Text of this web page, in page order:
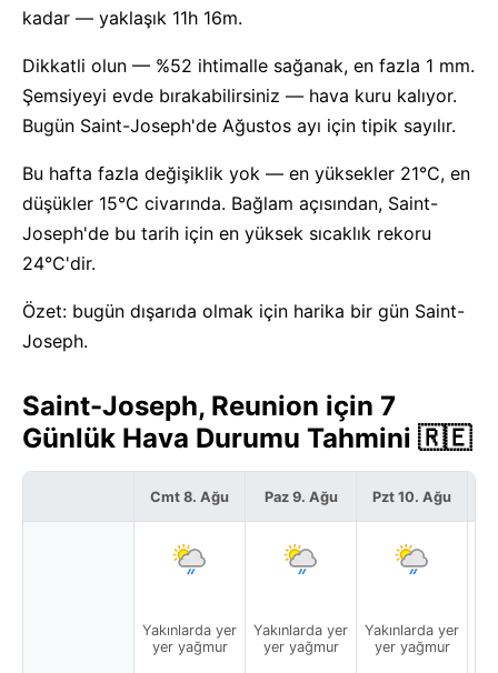
kadar — yaklaşık 11h 16m.
Dikkatli olun — %52 ihtimalle sağanak, en fazla 1 mm.
Şemsiyeyi evde bırakabilirsiniz — hava kuru kalıyor.
Bugün Saint-Joseph'de Ağustos ayı için tipik sayılır.
Bu hafta fazla değişiklik yok — en yüksekler 21°C, en
düşükler 15°C civarında. Bağlam açısından, Saint-
Joseph'de bu tarih için en yüksek sıcaklık rekoru
24°C'dir.
Özet: bugün dışarıda olmak için harika bir gün Saint-
Joseph.
Saint-Joseph, Reunion için 7
Günlük Hava Durumu Tahmini 🇷🇪
Cmt 8. Ağu
Yakınlarda yer
yer yağmur
Paz 9. Ağu
Yakınlarda yer
yer yağmur
Pzt 10. Ağu
Yakınlarda yer
yer yağmur